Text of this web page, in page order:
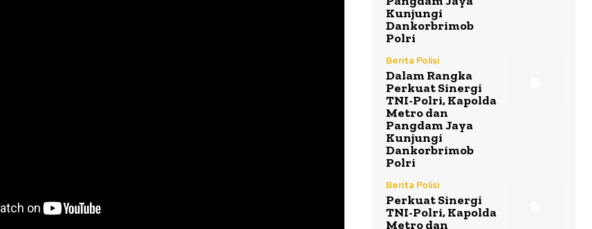
Kunjungi
Dankorbrimob
Polri
Berita Polisi
Dalam Rangka
Perkuat Sinergi
TNI-Polri, Kapolda
Metro dan
Pangdam Jaya
Kunjungi
Dankorbrimob
Polri
Berita Polisi
Perkuat Sinergi
TNI-Polri, Kapolda
Metro dan